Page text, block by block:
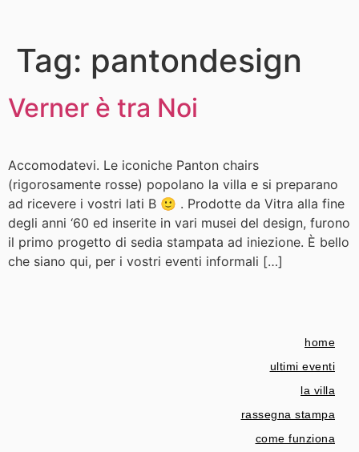
Tag: pantondesign
Verner è tra Noi
Accomodatevi. Le iconiche Panton chairs
(rigorosamente rosse) popolano la villa e si preparano
ad ricevere i vostri lati B 🙂 . Prodotte da Vitra alla fine
degli anni ‘60 ed inserite in vari musei del design, furono
il primo progetto di sedia stampata ad iniezione. È bello
che siano qui, per i vostri eventi informali […]
home
ultimi eventi
la villa
rassegna stampa
come funziona